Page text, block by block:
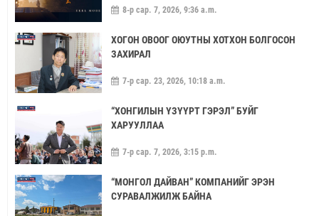
8-р сар. 7, 2026, 9:36 a.m.
ХОГОН ОВООГ ОЮУТНЫ ХОТХОН БОЛГОСОН
ЗАХИРАЛ
7-р сар. 23, 2026, 10:18 a.m.
“ХОНГИЛЫН ҮЗҮҮРТ ГЭРЭЛ” БУЙГ
ХАРУУЛЛАА
7-р сар. 7, 2026, 3:15 p.m.
“МОНГОЛ ДАЙВАН” КОМПАНИЙГ ЭРЭН
СУРАВАЛЖИЛЖ БАЙНА